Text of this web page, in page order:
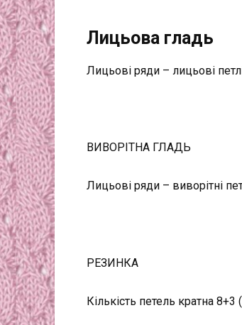
Лицьова гладь
Лицьові ряди – лицьові
ВИВОРІТНА ГЛАДЬ
Лицьові ряди – виворітні
РЕЗИНКА
Кількість петель кратна